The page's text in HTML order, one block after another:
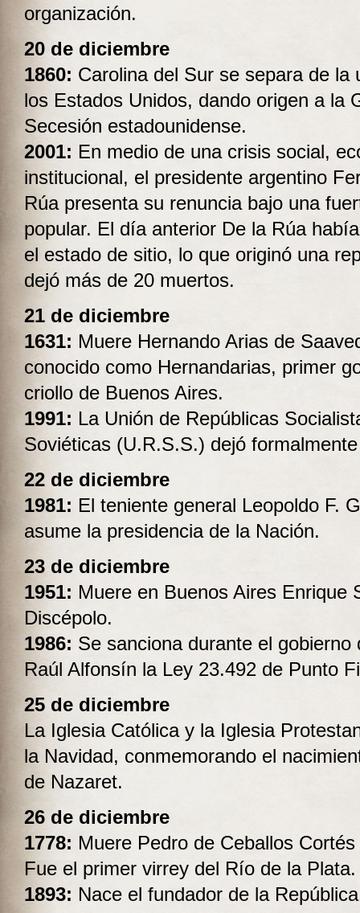
organización.
20 de diciembre
1860: Carolina del Sur se separa de la
los Estados Unidos, dando origen a la
Secesión estadounidense.
2001: En medio de una crisis social,
institucional, el presidente argentino
Rúa presenta su renuncia bajo una
popular. El día anterior De la Rúa
el estado de sitio, lo que originó una
dejó más de 20 muertos.
21 de diciembre
1631: Muere Hernando Arias de
conocido como Hernandarias, primer
criollo de Buenos Aires.
1991: La Unión de Repúblicas
Soviéticas (U.R.S.S.) dejó
22 de diciembre
1981: El teniente general Leopoldo F.
asume la presidencia de la Nación.
23 de diciembre
1951: Muere en Buenos Aires Enrique
Discépolo.
1986: Se sanciona durante el gobierno
Raúl Alfonsín la Ley 23.492 de Punto
25 de diciembre
La Iglesia Católica y la Iglesia
la Navidad, conmemorando el
de Nazaret.
26 de diciembre
1778: Muere Pedro de Ceballos
Fue el primer virrey del Río de la Plata.
1893: Nace el fundador de la